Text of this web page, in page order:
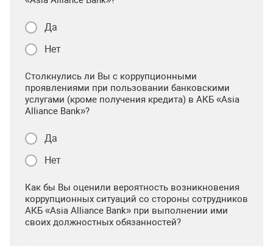
Да
Нет
Столкнулись ли Вы с коррупционными
проявлениями при пользовании банковскими
услугами (кроме получения кредита) в АКБ «Asia
Alliance Bank»?
Да
Нет
Как бы Вы оценили вероятность возникновения
коррупционных ситуаций со стороны сотрудников
АКБ «Asia Alliance Bank» при выполнении ими
своих должностных обязанностей?